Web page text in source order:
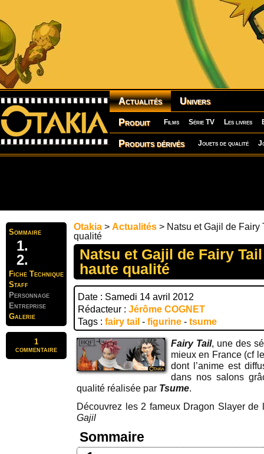
Actualités Univers
Produit Films Série TV Les livres
Produits dérivés Jouets de qualité
Sommaire
Fiche Technique
Staff
Personnage
Entreprise
Galerie
1
commentaire
Otakia > Actualités > Natsu et Gajil de Fairy
qualité
Natsu et Gajil de Fairy
haute qualité
Date : Samedi 14 avril 2012
Rédacteur : Jérôme COGNET
Tags : fairy tail - figurine - tsume
Fairy Tail, une des
mieux en France (cf
dont l’anime est
dans nos salons
qualité réalisée par Tsume.
Découvrez les 2 fameux Dragon Slayer
Gajil
Sommaire